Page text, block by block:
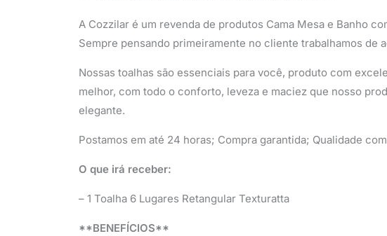
A Cozzilar é um revenda de produtos Cama Mesa e Banho
Sempre pensando primeiramente no cliente trabalhamos de
Nossas toalhas são essenciais para você, produto com
melhor, com todo o conforto, leveza e maciez que nosso
elegante.
Postamos em até 24 horas; Compra garantida; Qualidade
O que irá receber:
– 1 Toalha 6 Lugares Retangular Texturatta
**BENEFÍCIOS**